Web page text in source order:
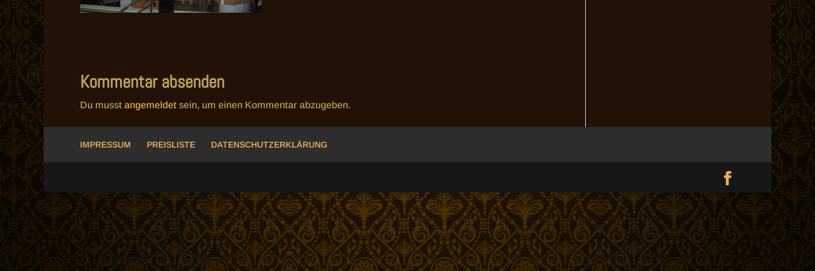
Kommentar absenden
Du musst angemeldet sein, um einen Kommentar abzugeben.
IMPRESSUM PREISLISTE DATENSCHUTZERKLÄRUNG